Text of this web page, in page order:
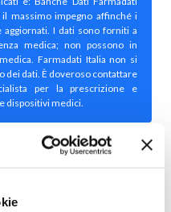
massimo impegno affinché i
I dati sono forniti a
medica; non possono in
Farmadati Italia non si
dei dati. È doveroso contattare
per la prescrizione e
dispositivi medici.
sito hanno esclusivamente